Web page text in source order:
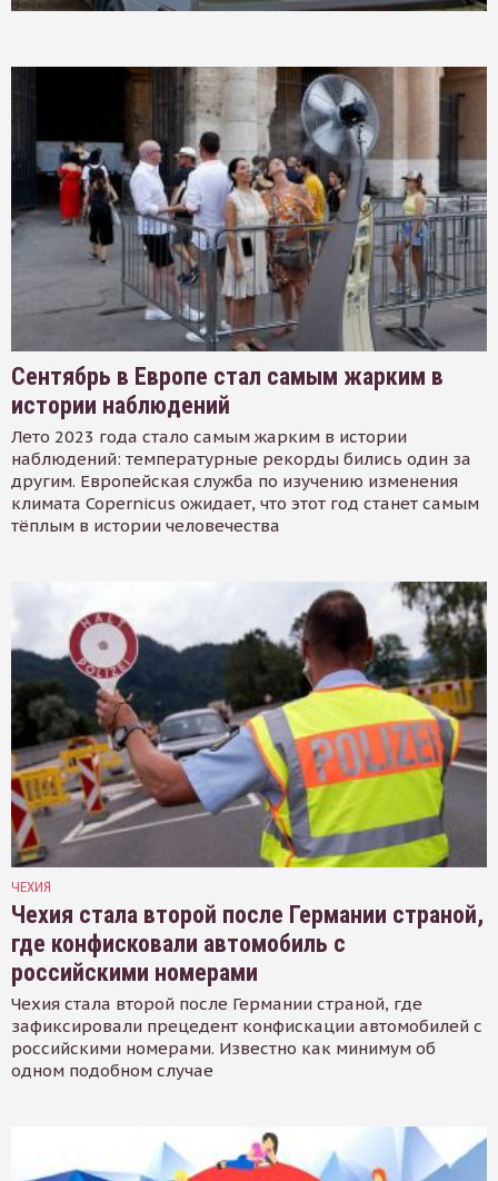
Сентябрь в Европе стал самым жарким в
истории наблюдений
Лето 2023 года стало самым жарким в истории
наблюдений: температурные рекорды бились один за
другим. Европейская служба по изучению изменения
климата Copernicus ожидает, что этот год станет самым
тёплым в истории человечества
ЧЕХИЯ
Чехия стала второй после Германии страной,
где конфисковали автомобиль с
российскими номерами
Чехия стала второй после Германии страной, где
зафиксировали прецедент конфискации автомобилей с
российскими номерами. Известно как минимум об
одном подобном случае